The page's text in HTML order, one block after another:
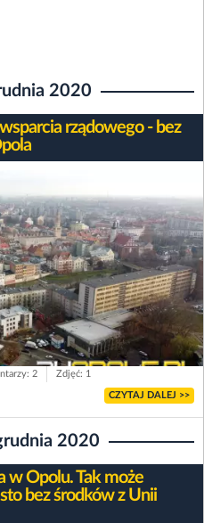
2020
rządowego - bez
2 Zdjęć: 1
CZYTAJ DALEJ >>
2020
w Opolu. Tak może
bez środków z Unii